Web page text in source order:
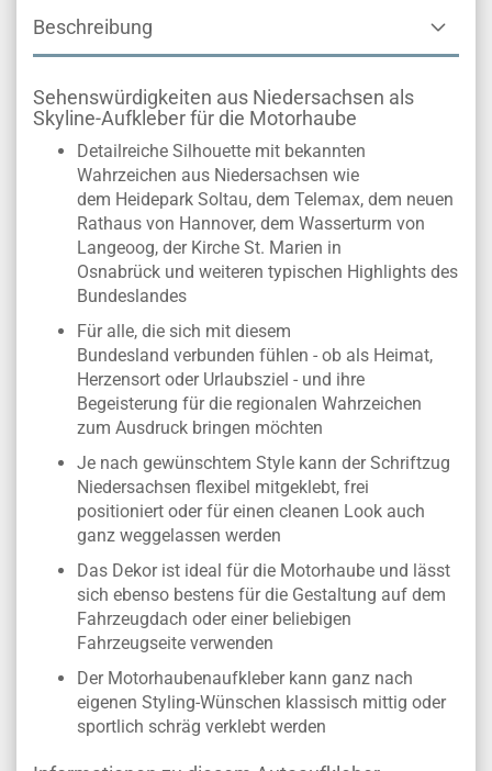
Beschreibung
Sehenswürdigkeiten aus Niedersachsen als
Skyline-Aufkleber für die Motorhaube
Detailreiche Silhouette mit bekannten
Wahrzeichen aus Niedersachsen wie
dem Heidepark Soltau, dem Telemax, dem neuen
Rathaus von Hannover, dem Wasserturm von
Langeoog, der Kirche St. Marien in
Osnabrück und weiteren typischen Highlights des
Bundeslandes
Für alle, die sich mit diesem
Bundesland verbunden fühlen - ob als Heimat,
Herzensort oder Urlaubsziel - und ihre
Begeisterung für die regionalen Wahrzeichen
zum Ausdruck bringen möchten
Je nach gewünschtem Style kann der Schriftzug
Niedersachsen flexibel mitgeklebt, frei
positioniert oder für einen cleanen Look auch
ganz weggelassen werden
Das Dekor ist ideal für die Motorhaube und lässt
sich ebenso bestens für die Gestaltung auf dem
Fahrzeugdach oder einer beliebigen
Fahrzeugseite verwenden
Der Motorhaubenaufkleber kann ganz nach
eigenen Styling-Wünschen klassisch mittig oder
sportlich schräg verklebt werden